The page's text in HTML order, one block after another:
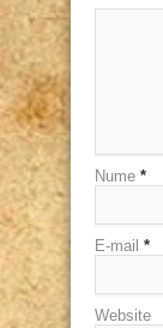
Nume *
E-mail *
Website